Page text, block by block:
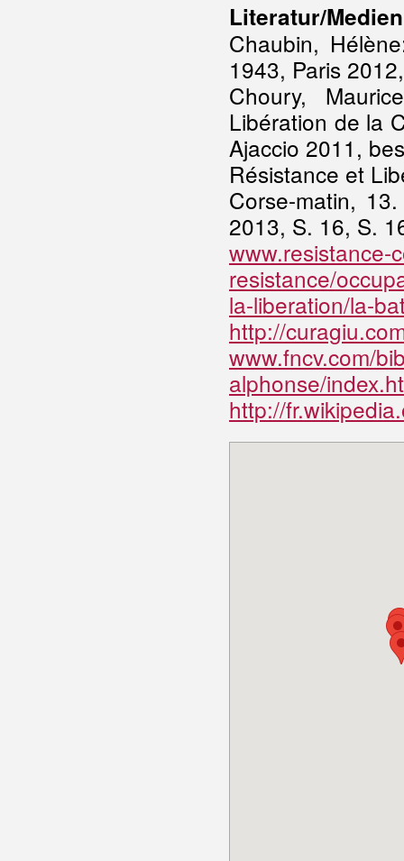
Literatur/Medien
Chaubin,
1943, Paris
Choury,
Libération de la
Ajaccio 2011,
Résistance et
Corse-matin,
2013, S. 16, S.
www.resistance-
resistance/
la-liberation/la-
http://
www.fncv.com/
alphonse/
http://